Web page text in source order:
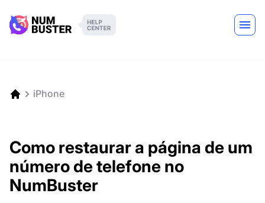
iPhone
Como restaurar a página de um
número de telefone no
NumBuster